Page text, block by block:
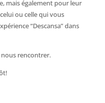
mais également pour leur
ou celle qui vous
“Descansa” dans
rencontrer.